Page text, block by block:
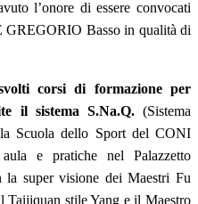
l’onore di essere convocati
Basso in qualità di
corsi di formazione per
il sistema S.Na.Q.(Sistema
Scuola dello Sport del CONI
e pratiche nel Palazzetto
super visione dei Maestri Fu
Taijiquan stile Yang e il Maestro